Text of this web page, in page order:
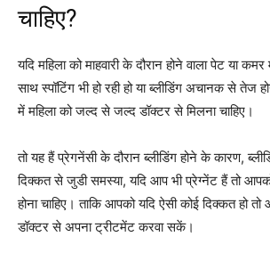
चाहिए?
यदि महिला को माहवारी के दौरान होने वाला पेट या
साथ स्पॉटिंग भी हो रही हो या ब्लीडिंग अचानक से
में महिला को जल्द से जल्द डॉक्टर से मिलना चाहिए।
तो यह हैं प्रेगनेंसी के दौरान ब्लीडिंग होने के कारण,
दिक्कत से जुडी समस्या, यदि आप भी प्रेग्नेंट हैं तो आपको
होना चाहिए। ताकि आपको यदि ऐसी कोई दिक्कत हो
डॉक्टर से अपना ट्रीटमेंट करवा सकें।